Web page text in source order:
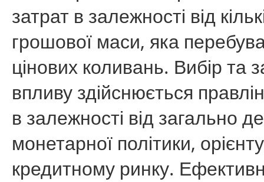
затрат в залежності від
грошової маси, яка
цінових коливань. Вибір та
впливу здійснюється
в залежності від загально
монетарної політики,
кредитному ринку.